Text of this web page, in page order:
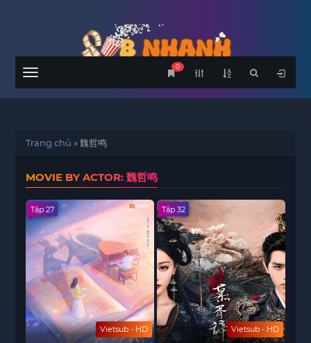
Menu
0
Trang chủ »魏哲鸣
MOVIE BY ACTOR: 魏哲鸣
Vietsub - HD
Tập 27
Vietsub - HD
Tập 32